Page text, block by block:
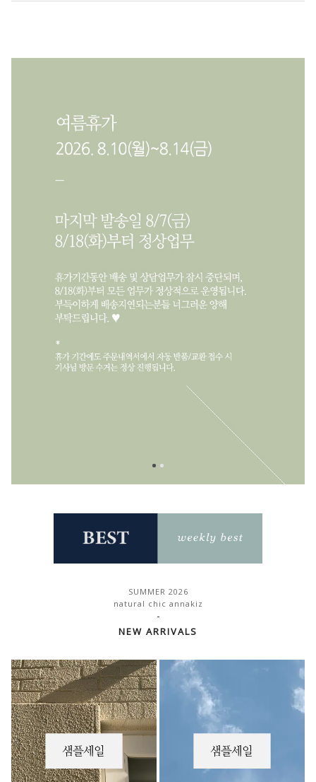
SUMMER 2026
natural chic annakiz
-
NEW ARRIVALS